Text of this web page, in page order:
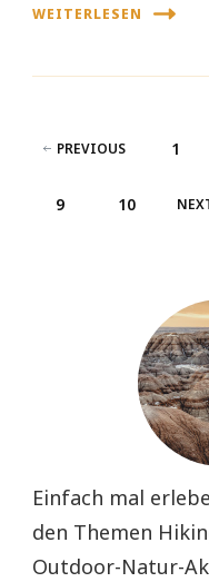
WEITERLESEN
Beiträge
PREVIOUS PAGE
1
PAGE
9 PAGE
10
Einfach mal
den Themen
Outdoor-Natur-